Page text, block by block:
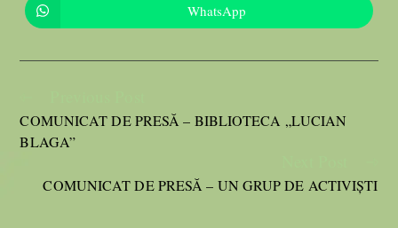
WhatsApp
COMUNICAT DE PRESĂ – BIBLIOTECA „LUCIAN
BLAGA”
COMUNICAT DE PRESĂ – UN GRUP DE ACTIVIȘTI